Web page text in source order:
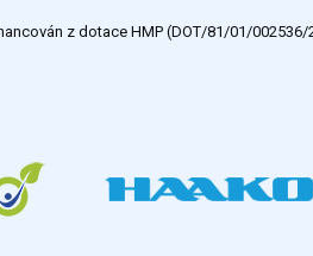
z dotace HMP (DOT/81/01/002536/